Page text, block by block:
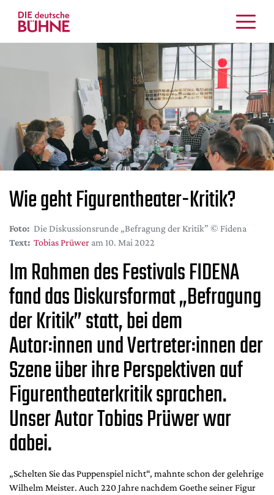
Musiktheater
Crossover
Bühnenwelt
Festivals & Veranstaltungen
Menschen & Theater
Themen
Internationales
Nachrufe
DdB-map
Kalender
Premierensuche
Festival-Planer
Hefte
Alle Hefte
Leseproben
Podcast
Service
Shop / Abo
Newsletter
Wie geht Figurentheater-Kritik?
Foto: Die Diskussionsrunde „Befragung der Kritik” © Fidena
Text: Tobias Prüwer am 10. Mai 2022
Im Rahmen des Festivals FIDENA
fand dasDiskursformat „Befragung
der Kritik” statt, bei dem
Autor:innenund Vertreter:innen der
Szene über ihre Perspektiven auf
Figurentheaterkritik sprachen.
Unser Autor Tobias Prüwer war
dabei.
„Schelten Sie das Puppenspiel nicht“, mahnte schon der gelehrige
Wilhelm Meister. Auch 220 Jahre nachdem Goethe seiner Figur